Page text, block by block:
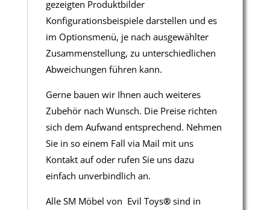
gezeigten Produktbilder
Konfigurationsbeispiele darstellen und es
im Optionsmenü, je nach ausgewählter
Zusammenstellung, zu unterschiedlichen
Abweichungen führen kann.
Gerne bauen wir Ihnen auch weiteres
Zubehör nach Wunsch. Die Preise richten
sich dem Aufwand entsprechend. Nehmen
Sie in so einem Fall via Mail mit uns
Kontakt auf oder rufen Sie uns dazu
einfach unverbindlich an.
Alle SM Möbel von Evil Toys® sind in